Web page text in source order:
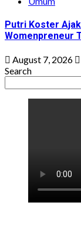
Putri Koster
Womenpreneur
August 7, 2026
Search